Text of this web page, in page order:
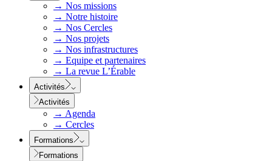
→ Nos missions
→ Notre histoire
→ Nos Cercles
→ Nos projets
→ Nos infrastructures
→ Equipe et partenaires
→ La revue L’Érable
Activités
Activités
→ Agenda
→ Cercles
Formations
Formations